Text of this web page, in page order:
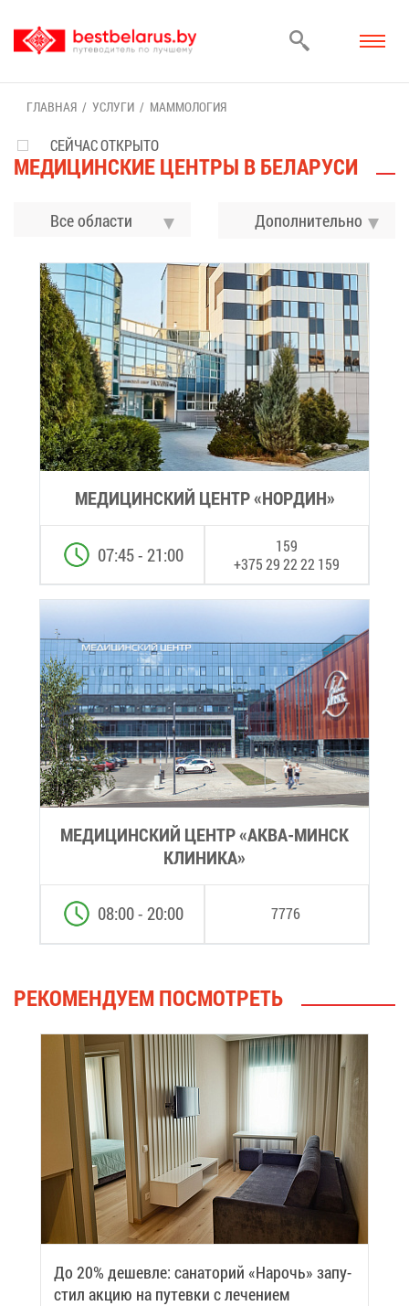
ГЛАВ­НАЯ УСЛУ­ГИ МАМ­МО­ЛО­ГИЯ
МЕ­ДИ­ЦИН­СКИЕ ЦЕН­ТРЫ В БЕ­ЛА­РУ­СИ
Все области До­пол­ни­тель­но
СЕЙЧАС ОТКРЫТО
МЕ­ДИ­ЦИН­СКИЙ ЦЕНТР «НОР­ДИН»
159
+375 29 22 22 159
07:45 - 21:00
МЕ­ДИ­ЦИН­СКИЙ ЦЕНТР «АК­ВА-МИНСК
КЛИ­НИ­КА»
7776
08:00 - 20:00
РЕ­КО­МЕН­ДУ­ЕМ ПО­СМОТ­РЕТЬ
До 20% де­шев­ле: са­на­то­рий «На­рочь» за­пу­
стил ак­цию на пу­тев­ки с ле­че­ни­ем